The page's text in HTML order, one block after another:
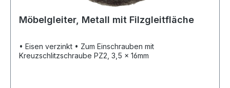
Möbelgleiter, Metall mit Filzgleitfläche
• Eisen verzinkt • Zum Einschrauben mit
Kreuzschlitzschraube PZ2, 3,5 x 16mm